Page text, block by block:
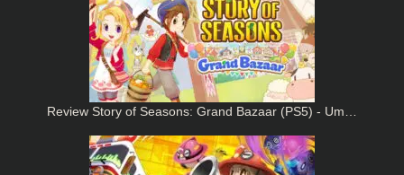
Review Story of Seasons: Grand Bazaar (PS5) - Um…